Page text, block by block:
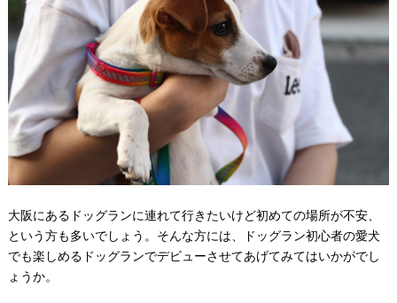
大阪にあるドッグランに連れて行きたいけど初めての場所が不安、
という方も多いでしょう。そんな方には、ドッグラン初心者の愛犬
でも楽しめるドッグランでデビューさせてあげてみてはいかがでし
ょうか。